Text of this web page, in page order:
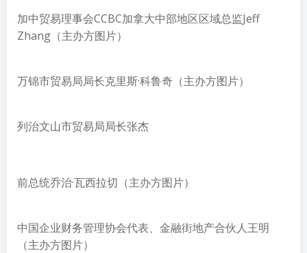
加中贸易理事会CCBC加拿大中部地区区域总监Jeff
Zhang（主办方图片）
万锦市贸易局局长克里斯·科鲁奇（主办方图片）
列治文山市贸易局局长张杰
前总统乔治·瓦西拉切（主办方图片）
中国企业财务管理协会代表、金融街地产合伙人王明
（主办方图片）